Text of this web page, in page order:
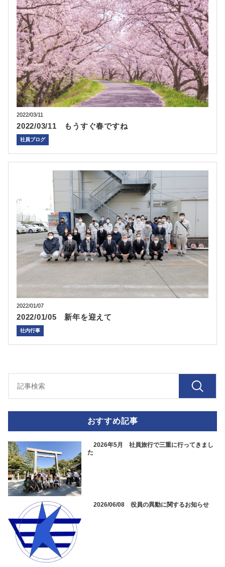
2022/03/11
2022/03/11 もうすぐ春ですね
社員ブログ
2022/01/07
2022/01/05 新年を迎えて
社内行事
おすすめ記事
2026年5月 社員旅行で三重に行ってきまし
た
2026/06/08 役員の異動に関するお知らせ